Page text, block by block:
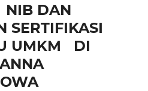
NIB DAN
SERTIFIKASI
UMKM DI